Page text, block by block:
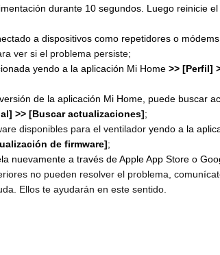
durante 10 segundos. Luego reinicie
a dispositivos como repetidores o
ver si el problema persiste;
yendo a la aplicación Mi Home >> [Perfil]
de la aplicación Mi Home, puede buscar
>> [Buscar actualizaciones];
disponibles para el ventiladoryendo a la
de firmware];
nuevamente a través de Apple App Store o
no pueden resolver el problema,
Ellos te ayudarán en este sentido.